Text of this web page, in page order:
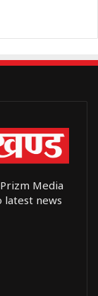
Media
latest news